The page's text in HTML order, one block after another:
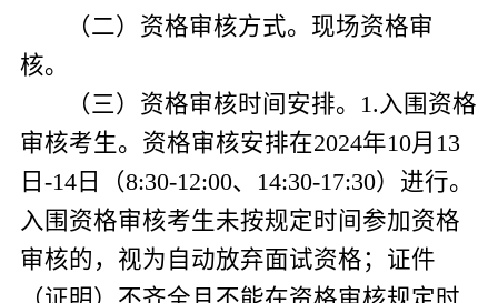
（二） 资格审核方式。现场资格审
核。
（三 ） 资格审核时间安排。 1. 入围资格
审核考生。资格审核安排在2024年10月 13
日 -14日（8:30-12:00、 14:30-17:30）进行。
入围资格审核考生未按规定时间参加资格
审核的，视为自动放弃面试资格；证件